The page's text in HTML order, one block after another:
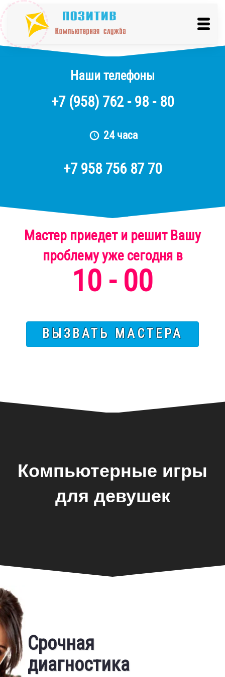
Наши телефоны
+7 (958) 762 - 98 - 80
24 часа
+7 958 756 87 70
Мастер приедет и решит Вашу
проблемууже сегодняв
10 - 00
ВЫЗВАТЬ МАСТЕРА
Компьютерные игры
для девушек
Срочная
диагностика
САМОСТОЯТЕЛЬНО
Бесплатный выезд
Фирменная гарантия
Предоставляем фирменную